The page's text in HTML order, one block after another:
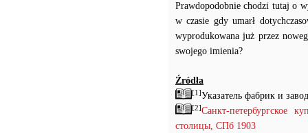
Prawdopodobnie chodzi tutaj o
w czasie gdy umarł
wyprodukowana już przez
swojego imienia?
Źródła
[1]Указатель фабрик и
[2]Санкт-петербургское
столицы, СПб 1903